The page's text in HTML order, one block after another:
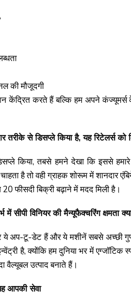
की मौजूदगी
केंद्रित करते हैं बल्कि हम अपने कंज्यूमर्स
तरीके से डिसप्ले किया है, यह रिटेलर्स
किया, तबसे हमने देखा कि इससे
है तो वही ग्राहक शोरूम में शानदार
फीसदी बिक्री बढ़ाने में मदद मिली है।
सीपी विनियर की मैन्यूफैक्चरिंग क्षमता
टू-डेट हैं और ये मशीनें सबसे अच्छी
है, क्योंकि हम दुनिया भर में
वैल्यूबल उत्पाद बनाते हैं।
आपकी सेवा